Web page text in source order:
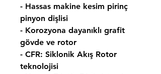
- Hassas makine kesim pirinç
pinyon dişlisi
- Korozyona dayanıklı grafit
gövde ve rotor
- CFR: Siklonik Akış Rotor
teknolojisi